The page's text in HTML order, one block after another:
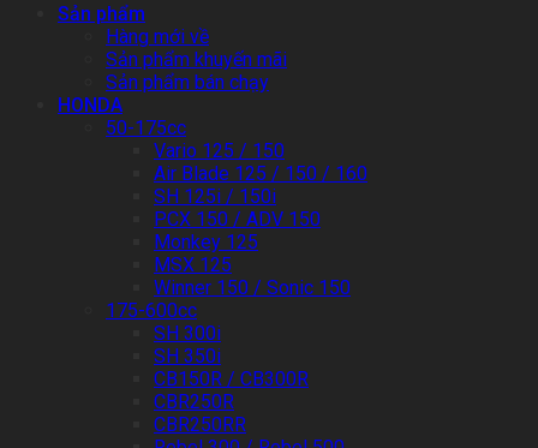
Sản phẩm
Hàng mới về
Sản phẩm khuyến mãi
Sản phẩm bán chạy
HONDA
50-175cc
Vario 125 / 150
Air Blade 125 / 150 / 160
SH 125i / 150i
PCX 150 / ADV 150
Monkey 125
MSX 125
Winner 150 / Sonic 150
175-600cc
SH 300i
SH 350i
CB150R / CB300R
CBR250R
CBR250RR